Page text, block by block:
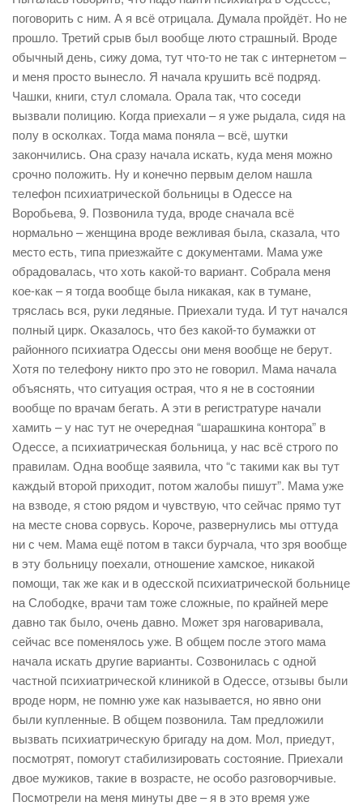
поговорить с ним. А я всё отрицала. Думала пройдёт. Но не
прошло. Третий срыв был вообще люто страшный. Вроде
обычный день, сижу дома, тут что-то не так с интернетом –
и меня просто вынесло. Я начала крушить всё подряд.
Чашки, книги, стул сломала. Орала так, что соседи
вызвали полицию. Когда приехали – я уже рыдала, сидя на
полу в осколках. Тогда мама поняла – всё, шутки
закончились. Она сразу начала искать, куда меня можно
срочно положить. Ну и конечно первым делом нашла
телефон психиатрической больницы в Одессе на
Воробьева, 9. Позвонила туда, вроде сначала всё
нормально – женщина вроде вежливая была, сказала, что
место есть, типа приезжайте с документами. Мама уже
обрадовалась, что хоть какой-то вариант. Собрала меня
кое-как – я тогда вообще была никакая, как в тумане,
тряслась вся, руки ледяные. Приехали туда. И тут начался
полный цирк. Оказалось, что без какой-то бумажки от
районного психиатра Одессы они меня вообще не берут.
Хотя по телефону никто про это не говорил. Мама начала
объяснять, что ситуация острая, что я не в состоянии
вообще по врачам бегать. А эти в регистратуре начали
хамить – у нас тут не очередная “шарашкина контора” в
Одессе, а психиатрическая больница, у нас всё строго по
правилам. Одна вообще заявила, что “с такими как вы тут
каждый второй приходит, потом жалобы пишут”. Мама уже
на взводе, я стою рядом и чувствую, что сейчас прямо тут
на месте снова сорвусь. Короче, развернулись мы оттуда
ни с чем. Мама ещё потом в такси бурчала, что зря вообще
в эту больницу поехали, отношение хамское, никакой
помощи, так же как и в одесской психиатрической больнице
на Слободке, врачи там тоже сложные, по крайней мере
давно так было, очень давно. Может зря наговаривала,
сейчас все поменялось уже. В общем после этого мама
начала искать другие варианты. Созвонилась с одной
частной психиатрической клиникой в Одессе, отзывы были
вроде норм, не помню уже как называется, но явно они
были купленные. В общем позвонила. Там предложили
вызвать психиатрическую бригаду на дом. Мол, приедут,
посмотрят, помогут стабилизировать состояние. Приехали
двое мужиков, такие в возрасте, не особо разговорчивые.
Посмотрели на меня минуты две – я в это время уже